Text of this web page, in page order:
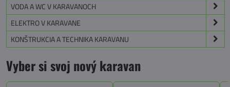
VODA A WC V KARAVANOCH
ELEKTRO V KARAVANE
KONŠTRUKCIA A TECHNIKA KARAVANU
Vyber si svoj nový karavan